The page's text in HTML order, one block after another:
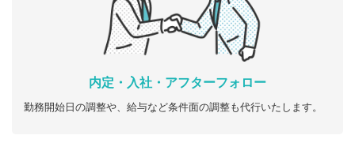
内定・入社・アフターフォロー
勤務開始日の調整や、給与など条件面の調整も代行いたします。